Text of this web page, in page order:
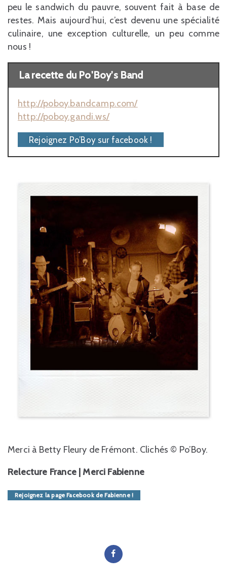
peu le sandwich du pauvre, souvent fait à base de
restes. Mais aujourd’hui, c’est devenu une spécialité
culinaire, une exception culturelle, un peu comme
nous !
La recette du Po'Boy's Band
http://poboy.bandcamp.com/
http://poboy.gandi.ws/
Rejoignez Po’Boy sur facebook !
Merci à Betty Fleury de Frémont. Clichés © Po’Boy.
Relecture France | Merci Fabienne
Rejoignez la page Facebook de Fabienne !